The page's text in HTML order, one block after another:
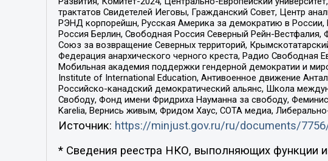
трактатов Свидетелей Иеговы, Гражданский Совет, Центр
РЭНД корпорейшн, Русская Америка за демократию в
Россия Берлин, Свободная Россия Северный Рейн-
Союз за возвращение Северных территорий,
Федерация анархического черного креста, Радио Свободная
Мобильная академия поддержки гендерной демократии и
Institute of International Education, Антивоенное движение
Российско-канадский демократический альянс, Школа
Свободу, Фонд имени Фридриха Науманна за свободу,
Karelia, Вернись живым, Фридом Хаус, СОТА медиа,
Источник: https://minjust.gov.ru/ru/documents/
* Сведения реестра НКО, выполняющих функции